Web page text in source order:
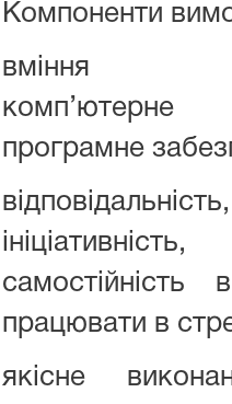
Компоненти
вміння
комп’ютерне
програмне
самостійність
працювати в
якісне